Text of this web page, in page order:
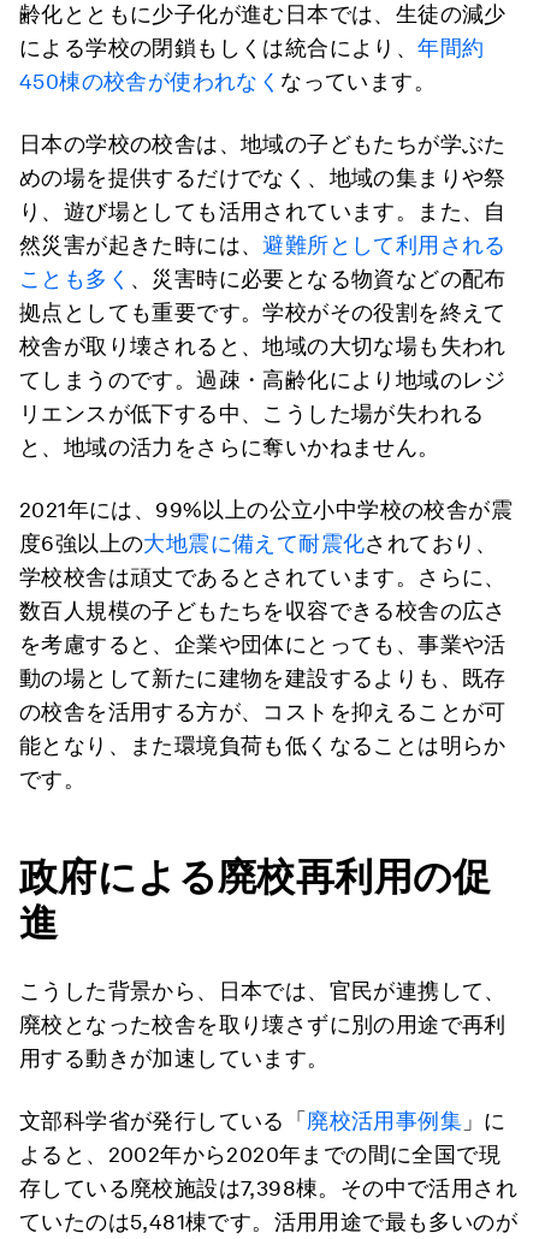
齢化とともに少子化が進む日本では、生徒の減少
による学校の閉鎖もしくは統合により、年間約
450棟の校舎が使われなく なっています。
日本の学校の校舎は、地域の子どもたちが学ぶた
めの場を提供するだけでなく、地域の集まりや祭
り、遊び場としても活用されています。また、自
然災害が起きた時には、避難所として利用される
ことも多く 、災害時に必要となる物資などの配布
拠点としても重要です。学校がその役割を終えて
校舎が取り壊されると、地域の大切な場も失われ
てしまうのです。過疎・高齢化により地域のレジ
リエンスが低下する中、こうした場が失われる
と、地域の活力をさらに奪いかねません。
2021年には、99%以上の公立小中学校の校舎が震
度6強以上の大地震に備えて耐震化されており、
学校校舎は頑丈であるとされています。さらに、
数百人規模の子どもたちを収容できる校舎の広さ
を考慮すると、企業や団体にとっても、事業や活
動の場として新たに建物を建設するよりも、既存
の校舎を活用する方が、コストを抑えることが可
能となり、また環境負荷も低くなることは明らか
です。
政府による廃校再利用の促
進
こうした背景から、日本では、官民が連携して、
廃校となった校舎を取り壊さずに別の用途で再利
用する動きが加速しています。
文部科学省が発行している「 廃校活用事例集 」に
よると、2002年から2020年までの間に全国で現
存している廃校施設は7,398棟。その中で活用され
ていたのは5,481棟です。活用用途で最も多いのが